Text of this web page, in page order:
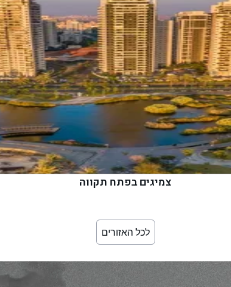
צמיגים בפתח תקווה
לכל האזורים